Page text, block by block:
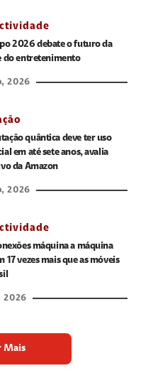
2026 debate o futuro da
do entretenimento
2026
quântica deve ter uso
em até sete anos, avalia
da Amazon
2026
máquina a máquina
17 vezes mais que as móveis
2026
Mais